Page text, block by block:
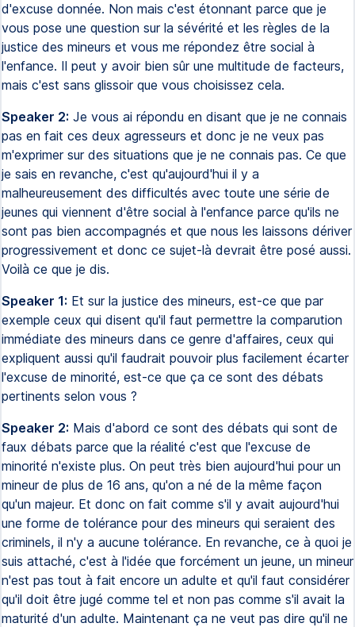
d'excuse donnée. Non mais c'est étonnant parce que je
vous pose une question sur la sévérité et les règles de la
justice des mineurs et vous me répondez être social à
l'enfance. Il peut y avoir bien sûr une multitude de facteurs,
mais c'est sans glissoir que vous choisissez cela.
Speaker 2: Je vous ai répondu en disant que je ne connais
pas en fait ces deux agresseurs et donc je ne veux pas
m'exprimer sur des situations que je ne connais pas. Ce que
je sais en revanche, c'est qu'aujourd'hui il y a
malheureusement des difficultés avec toute une série de
jeunes qui viennent d'être social à l'enfance parce qu'ils ne
sont pas bien accompagnés et que nous les laissons dériver
progressivement et donc ce sujet-là devrait être posé aussi.
Voilà ce que je dis.
Speaker 1: Et sur la justice des mineurs, est-ce que par
exemple ceux qui disent qu'il faut permettre la comparution
immédiate des mineurs dans ce genre d'affaires, ceux qui
expliquent aussi qu'il faudrait pouvoir plus facilement écarter
l'excuse de minorité, est-ce que ça ce sont des débats
pertinents selon vous ?
Speaker 2: Mais d'abord ce sont des débats qui sont de
faux débats parce que la réalité c'est que l'excuse de
minorité n'existe plus. On peut très bien aujourd'hui pour un
mineur de plus de 16 ans, qu'on a né de la même façon
qu'un majeur. Et donc on fait comme s'il y avait aujourd'hui
une forme de tolérance pour des mineurs qui seraient des
criminels, il n'y a aucune tolérance. En revanche, ce à quoi je
suis attaché, c'est à l'idée que forcément un jeune, un mineur
n'est pas tout à fait encore un adulte et qu'il faut considérer
qu'il doit être jugé comme tel et non pas comme s'il avait la
maturité d'un adulte. Maintenant ça ne veut pas dire qu'il ne